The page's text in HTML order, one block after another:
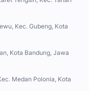
Kec. Gubeng, Kota
Kota Bandung, Jawa
Medan Polonia, Kota